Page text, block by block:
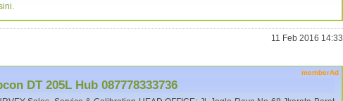
11 Feb 2016 14:33
memberAd
DT 205L Hub 087778333736